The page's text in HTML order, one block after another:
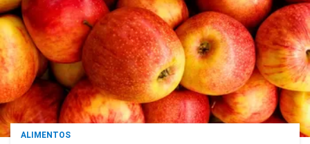
ALIMENTOS